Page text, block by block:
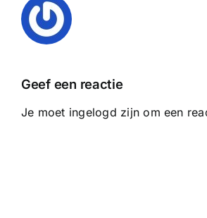
Geef een reactie
Je moet ingelogd zijn om een